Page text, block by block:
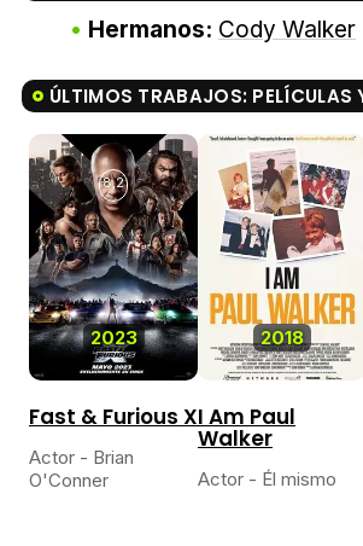
Hermanos: Cody Walker
ÚLTIMOS TRABAJOS: PELÍCULAS
2023
8,2
Fast & Furious X
Actor - Brian
O'Conner
2018
I Am Paul
Walker
Actor - Él mismo